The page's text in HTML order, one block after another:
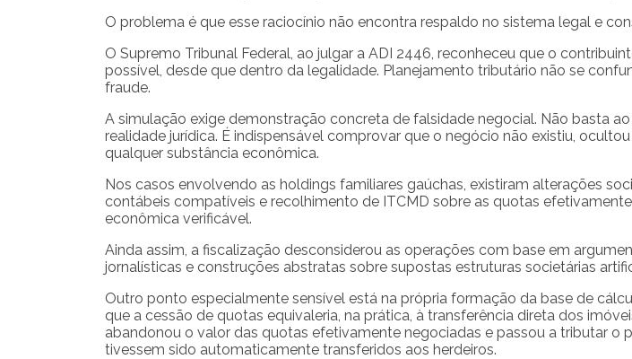
O problema é que esse raciocínio não encontra respaldo no sistema legal e
O Supremo Tribunal Federal, ao julgar a ADI 2446, reconheceu que o
possível, desde que dentro da legalidade. Planejamento tributário não se
fraude.
A simulação exige demonstração concreta de falsidade negocial. Não basta
realidade jurídica. É indispensável comprovar que o negócio não existiu,
qualquer substância econômica.
Nos casos envolvendo as holdings familiares gaúchas, existiram alterações
contábeis compatíveis e recolhimento de ITCMD sobre as quotas
econômica verificável.
Ainda assim, a fiscalização desconsiderou as operações com base em
jornalísticas e construções abstratas sobre supostas estruturas societárias
Outro ponto especialmente sensível está na própria formação da base de
que a cessão de quotas equivaleria, na prática, à transferência direta dos
abandonou o valor das quotas efetivamente negociadas e passou a tributar o
tivessem sido automaticamente transferidos aos herdeiros.